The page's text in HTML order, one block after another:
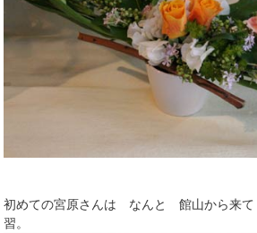
初めての宮原さんは なんと 館山から来て
習。